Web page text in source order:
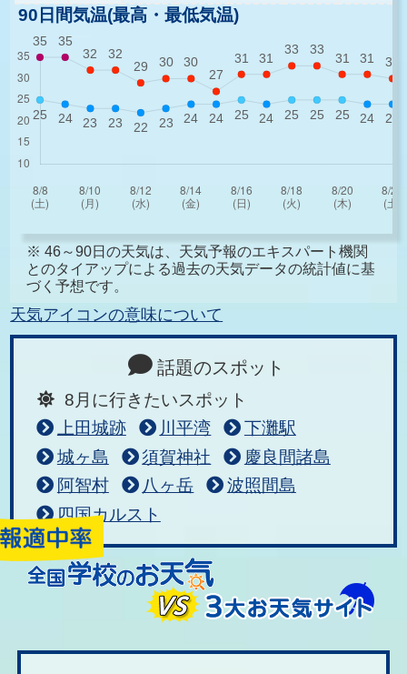
90日間気温(最高・最低気温)
※ 46～90日の天気は、天気予報のエキスパート機関
とのタイアップによる過去の天気データの統計値に基
づく予想です。
天気アイコンの意味について
話題のスポット
8月に行きたいスポット
上田城跡
川平湾
下灘駅
城ヶ島
須賀神社
慶良間諸島
阿智村
八ヶ岳
波照間島
四国カルスト